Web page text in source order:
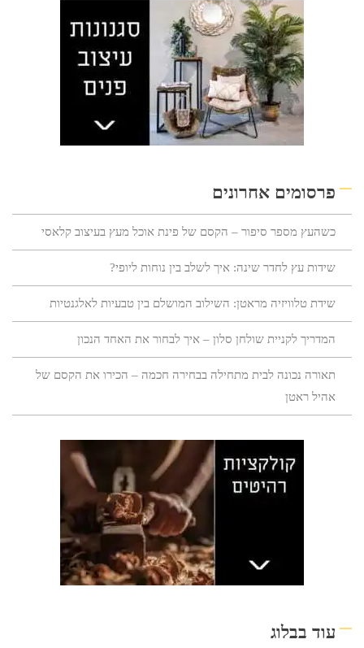
פרסומים אחרונים
כשהעץ מספר סיפור – הקסם של פינת אוכל מעץ בעיצוב קלאסי
שידות עץ לחדר שינה: איך לשלב בין נוחות ליופי?
שידת טלוויזיה מראטן: השילוב המושלם בין טבעיות לאלגנטיות
המדריך לקניית שולחן סלון – איך לבחור את האחד הנכון
תאורה נכונה לבית מתחילה בבחירה חכמה – הכירו את הקסם של
אהיל ראטן
עוד בבלוג